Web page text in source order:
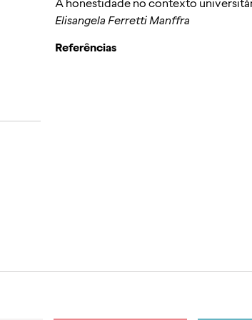
A honestidade no contexto
Elisangela Ferretti Manffra
Referências